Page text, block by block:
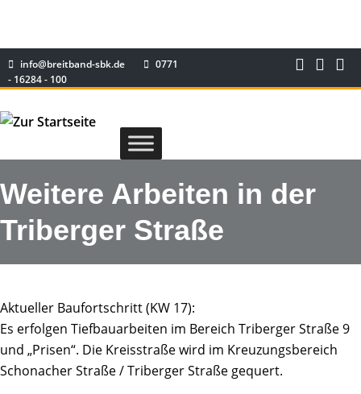
info@breitband-sbk.de
0771
- 16284 - 100
Weitere Arbeiten in der
Triberger Straße
Aktueller Baufortschritt (KW 17):
Es erfolgen Tiefbauarbeiten im Bereich Triberger Straße 9
und „Prisen“. Die Kreisstraße wird im Kreuzungsbereich
Schonacher Straße / Triberger Straße gequert.